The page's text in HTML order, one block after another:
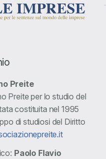
Preite
Preite per lo studio del
costituita nel 1995
di studiosi del Diritto
Paolo Flavio